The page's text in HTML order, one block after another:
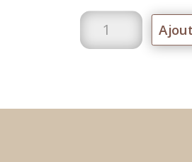
quantité
de
Ombre
et lumière